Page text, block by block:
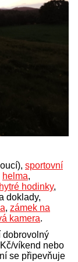
sportovní
helma,
hodinky,
doklady,
, zámek na
kamera.
dobrovolný
víkend nebo
se připevňuje